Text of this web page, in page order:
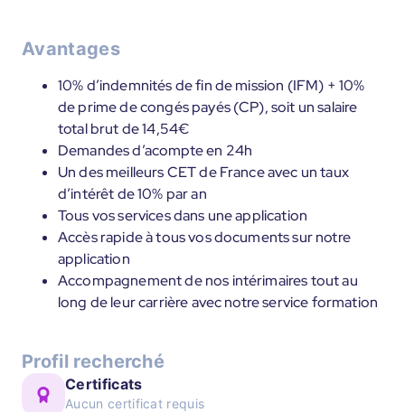
Avantages
10% d’indemnités de fin de mission (IFM) + 10%
de prime de congés payés (CP), soit un salaire
total brut de 14,54€
Demandes d’acompte en 24h
Un des meilleurs CET de France avec un taux
d’intérêt de 10% par an
Tous vos services dans une application
Accès rapide à tous vos documents sur notre
application
Accompagnement de nos intérimaires tout au
long de leur carrière avec notre service formation
Profil recherché
Certificats
Aucun certificat requis